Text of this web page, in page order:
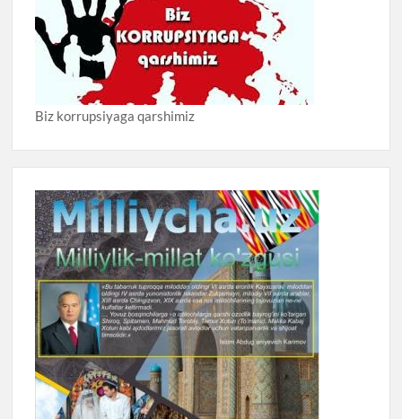
Biz korrupsiyaga qarshimiz